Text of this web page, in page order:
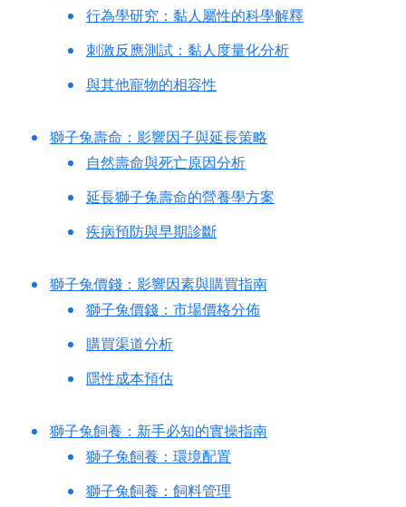
行為學研究：黏人屬性的科學解釋
刺激反應測試：黏人度量化分析
與其他寵物的相容性
獅子兔壽命：影響因子與延長策略
自然壽命與死亡原因分析
延長獅子兔壽命的營養學方案
疾病預防與早期診斷
獅子兔價錢：影響因素與購買指南
獅子兔價錢：市場價格分佈
購買渠道分析
隱性成本預估
獅子兔飼養：新手必知的實操指南
獅子兔飼養：環境配置
獅子兔飼養：飼料管理